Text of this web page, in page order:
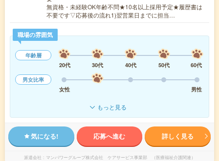
無資格・未経験OK年齢不問★10名以上採用予定★履歴書は
不要です▽応募後の流れ1)翌営業日までに担当…
職場の雰囲気
年齢層
20代
30代 40代 50代
60代
男女比率
女性
男性
もっと見る
気になる! 応募へ進む 詳しく見る
派遣会社 マンパワーグループ株式会社 ケアサービス事業部 （医療福祉介護関連）